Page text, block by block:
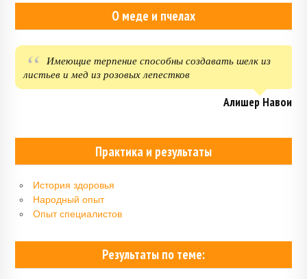
О меде и пчелах
Имеющие терпение способны создавать шелк из
листьев и мед из розовых лепестков
Алишер Навои
Практика и результаты
История здоровья
Народный опыт
Опыт специалистов
Результаты по теме: